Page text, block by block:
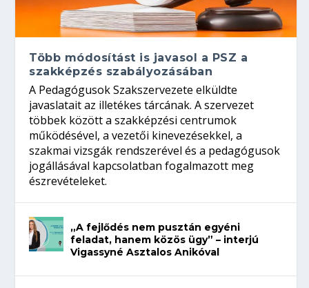
Több módosítást is javasol a PSZ a
szakképzés szabályozásában
A Pedagógusok Szakszervezete elküldte
javaslatait az illetékes tárcának. A szervezet
többek között a szakképzési centrumok
működésével, a vezetői kinevezésekkel, a
szakmai vizsgák rendszerével és a pedagógusok
jogállásával kapcsolatban fogalmazott meg
észrevételeket.
„A fejlődés nem pusztán egyéni
feladat, hanem közös ügy” – interjú
Vigassyné Asztalos Anikóval